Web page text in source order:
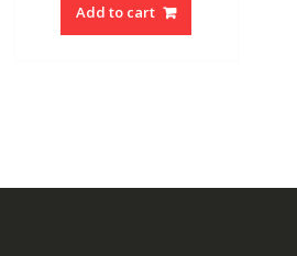
Add to cart